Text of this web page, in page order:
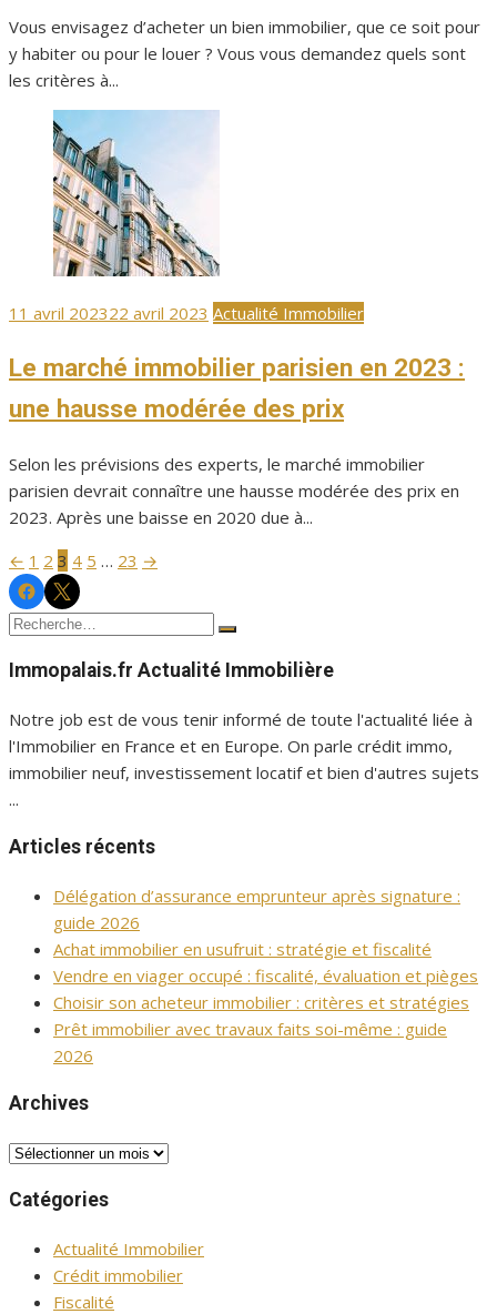
Vous envisagez d’acheter un bien immobilier, que ce soit pour
y habiter ou pour le louer ? Vous vous demandez quels sont
les critères à...
Publié
11 avril 202322 avril 2023 Actualité Immobilier
Le marché immobilier parisien en 2023 :
une hausse modérée des prix
Selon les prévisions des experts, le marché immobilier
parisien devrait connaître une hausse modérée des prix en
2023. Après une baisse en 2020 due à...
Pagination
des
← 1 2 3 4 5 … 23 →
Facebook
Immopalais
Twitter
Immopalais
Recherche
Rechercher
Immopalais.fr Actualité Immobilière
Notre job est de vous tenir informé de toute l'actualité liée à
l'Immobilier en France et en Europe. On parle crédit immo,
immobilier neuf, investissement locatif et bien d'autres sujets
...
Articles récents
Délégation d’assurance emprunteur après signature :
guide 2026
Achat immobilier en usufruit : stratégie et fiscalité
Vendre en viager occupé : fiscalité, évaluation et pièges
Choisir son acheteur immobilier : critères et stratégies
Prêt immobilier avec travaux faits soi-même : guide
2026
Archives
Archives
Catégories
Actualité Immobilier
Crédit immobilier
Fiscalité